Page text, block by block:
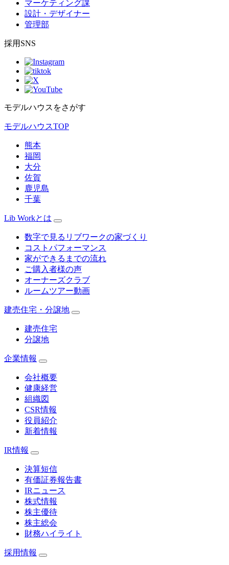
マーケティング課
設計・デザイナー
管理部
採用SNS
モデルハウスをさがす
モデルハウスTOP
熊本
福岡
大分
佐賀
鹿児島
千葉
Lib Workとは
数字で見るリブワークの家づくり
コストパフォーマンス
家ができるまでの流れ
ご購入者様の声
オーナーズクラブ
ルームツアー動画
建売住宅・分譲地
建売住宅
分譲地
企業情報
会社概要
健康経営
組織図
CSR情報
役員紹介
新着情報
IR情報
決算短信
有価証券報告書
IRニュース
株式情報
株主優待
株主総会
財務ハイライト
採用情報